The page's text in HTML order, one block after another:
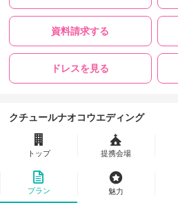
資料請求する
ドレスを見る
クチュールナオコウエディング
トップ 提携会場
プラン 魅力